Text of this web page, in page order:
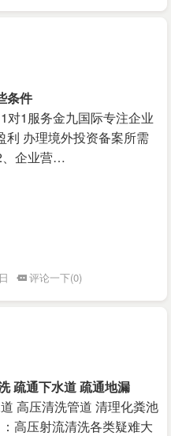
条件
对1服务金九国际专注企业
利 办理境外投资备案所需
、企业营…
评论一下(0)
疏通下水道 疏通地漏
高压清洗管道 清理化粪池
高压射流清洗各类疑难大